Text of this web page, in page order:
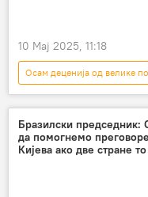
10 Мај 2025, 11:18
Осам деценија од велике
РУСИЈА
Русија
Кремљ
Западна
Бразилски
да помогнемо
Кијева ако две стране